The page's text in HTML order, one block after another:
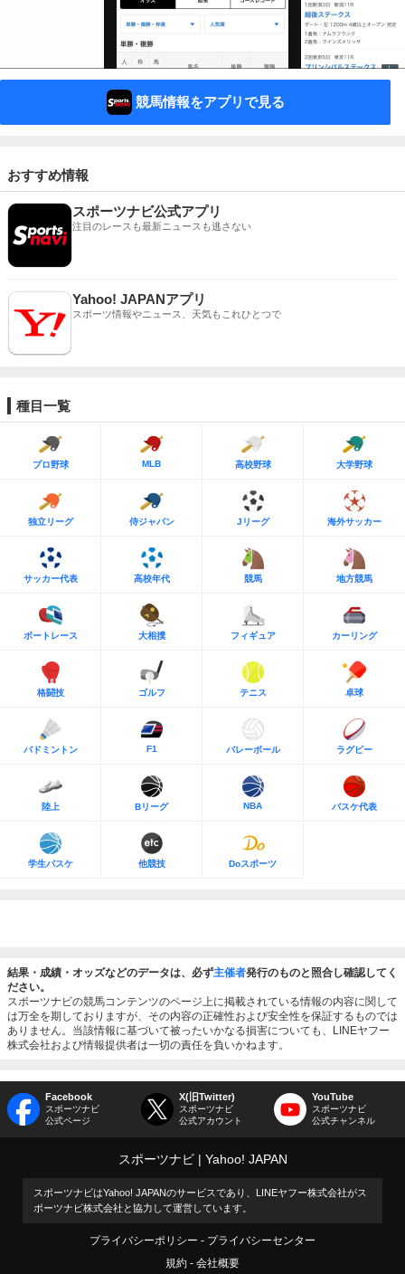
競馬情報をアプリで見る
おすすめ情報
スポーツナビ公式アプリ
注目のレースも最新ニュースも逃さない
Yahoo! JAPANアプリ
スポーツ情報やニュース、天気もこれひとつで
種目一覧
プロ野球 MLB 高校野球 大学野球
独立リーグ 侍ジャパン Jリーグ 海外サッカー
サッカー代表 高校年代 競馬 地方競馬
ボートレース 大相撲 フィギュア カーリング
格闘技 ゴルフ テニス 卓球
バドミントン F1 バレーボール ラグビー
陸上 Bリーグ NBA バスケ代表
学生バスケ 他競技 Doスポーツ
結果・成績・オッズなどのデータは、必ず主催者発行のものと照合し確認してく
ださい。
スポーツナビの競馬コンテンツのページ上に掲載されている情報の内容に関して
は万全を期しておりますが、その内容の正確性および安全性を保証するものでは
ありません。当該情報に基づいて被ったいかなる損害についても、LINEヤフー
株式会社および情報提供者は一切の責任を負いかねます。
Facebook
スポーツナビ
公式ページ
X(旧Twitter)
スポーツナビ
公式アカウント
YouTube
スポーツナビ
公式チャンネル
スポーツナビ Yahoo! JAPAN
スポーツナビはYahoo! JAPANのサービスであり、LINEヤフー株式会社がス
ポーツナビ株式会社と協力して運営しています。
プライバシーポリシー
プライバシーセンター
規約
会社概要